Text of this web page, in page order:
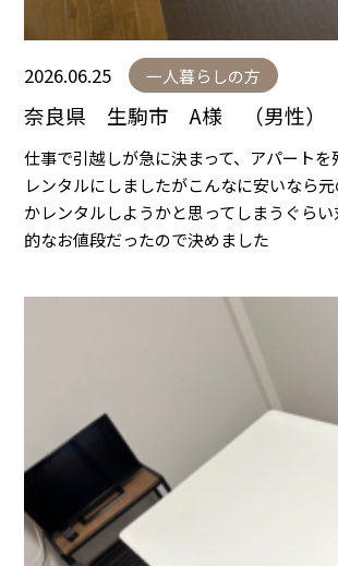
2026.06.25 一人暮らしの方
奈良県 生駒市 A様 （男性）
仕事で引越しが急に決まって、アパート
レンタルにしましたがこんなに安いなら
かレンタルしようかと思ってしまうぐら
的なお値段だったので決めました